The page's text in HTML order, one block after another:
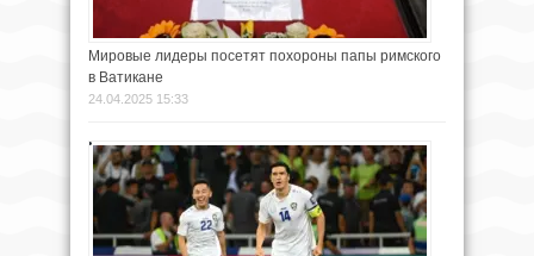
Мировые лидеры посетят похороны папы римского
в Ватикане
24.04.2025 15:33